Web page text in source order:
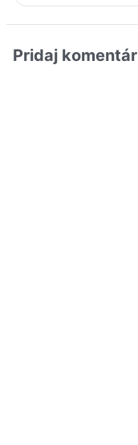
Pridaj komentár